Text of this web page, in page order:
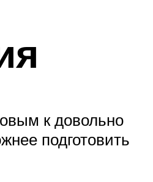
к довольно
подготовить